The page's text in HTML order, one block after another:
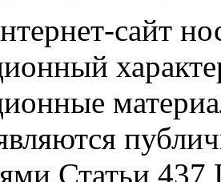
сайт
Статьи 437